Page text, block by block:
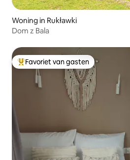
Woning in Rukławki
Dom z Bala
Topfavoriet van gasten
Favoriet van gasten